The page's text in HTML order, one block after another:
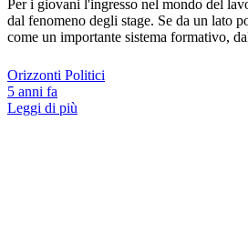
Per i giovani l'ingresso nel mondo del
dal fenomeno degli stage. Se da un lato
come un importante sistema formativo,
Orizzonti Politici
5 anni fa
Leggi di più